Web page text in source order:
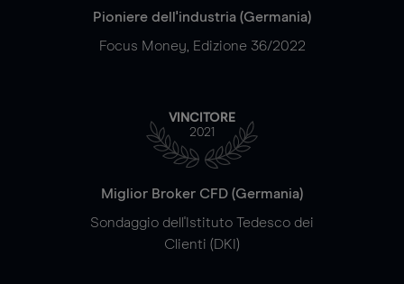
Pioniere dell'industria (Germania)
Focus Money, Edizione 36/2022
VINCITORE
2021
Miglior Broker CFD (Germania)
Sondaggio dell'Istituto Tedesco dei
Clienti (DKI)